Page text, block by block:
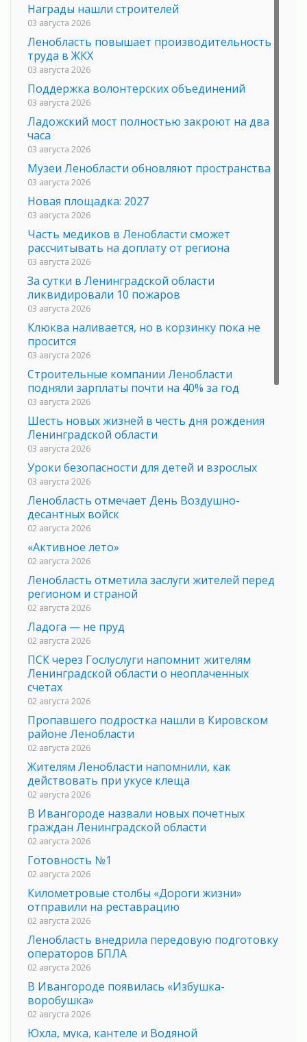
Награды нашли строителей
03 августа 2026
Ленобласть повышает производительность
труда в ЖКХ
03 августа 2026
Поддержка волонтерских объединений
03 августа 2026
Ладожский мост полностью закроют на два
часа
03 августа 2026
Музеи Ленобласти обновляют пространства
03 августа 2026
Новая площадка: 2027
03 августа 2026
Часть медиков в Ленобласти сможет
рассчитывать на доплату от региона
03 августа 2026
За сутки в Ленинградской области
ликвидировали 10 пожаров
03 августа 2026
Клюква наливается, но в корзинку пока не
просится
03 августа 2026
Строительные компании Ленобласти
подняли зарплаты почти на 40% за год
03 августа 2026
Шесть новых жизней в честь дня рождения
Ленинградской области
03 августа 2026
Уроки безопасности для детей и взрослых
03 августа 2026
Ленобласть отмечает День Воздушно-
десантных войск
02 августа 2026
«Активное лето»
02 августа 2026
Ленобласть отметила заслуги жителей перед
регионом и страной
02 августа 2026
Ладога — не пруд
02 августа 2026
ПСК через Гослуслуги напомнит жителям
Ленинградской области о неоплаченных
счетах
02 августа 2026
Пропавшего подростка нашли в Кировском
районе Ленобласти
02 августа 2026
Жителям Ленобласти напомнили, как
действовать при укусе клеща
02 августа 2026
В Ивангороде назвали новых почетных
граждан Ленинградской области
02 августа 2026
Готовность №1
02 августа 2026
Километровые столбы «Дороги жизни»
отправили на реставрацию
02 августа 2026
Ленобласть внедрила передовую подготовку
операторов БПЛА
02 августа 2026
В Ивангороде появилась «Избушка-
воробушка»
02 августа 2026
Юхла, мука, кантеле и Водяной